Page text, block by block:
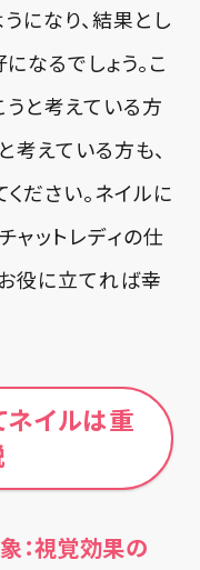
になり、結果とし
なるでしょう。こ
うと考えている方
考えている方も、
ださい。ネイルに
ャットレディの仕
役に立てれば幸
ネイルは重
：視覚効果の